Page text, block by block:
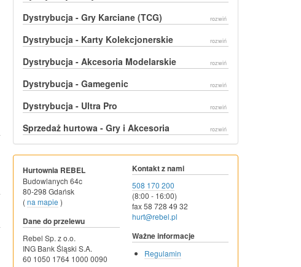
Dystrybucja - Gry Karciane (TCG) rozwiń
Dystrybucja - Karty Kolekcjonerskie rozwiń
Dystrybucja - Akcesoria Modelarskie rozwiń
Dystrybucja - Gamegenic rozwiń
Dystrybucja - Ultra Pro rozwiń
Sprzedaż hurtowa - Gry i Akcesoria rozwiń
Hurtownia REBEL
Budowlanych 64c
80-298 Gdańsk
(na mapie )
Dane do przelewu
Rebel Sp. z o.o.
ING Bank Śląski S.A.
60 1050 1764 1000 0090
Kontakt z nami
508 170 200
(8:00 - 16:00)
fax 58 728 49 32
hurt@rebel.pl
Ważne informacje
Regulamin